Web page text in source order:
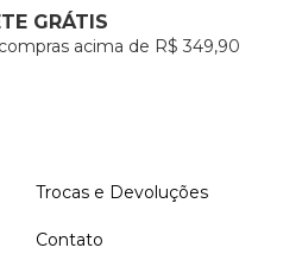
GRÁTIS
acima de R$ 349,90
Trocas e Devoluções
Contato